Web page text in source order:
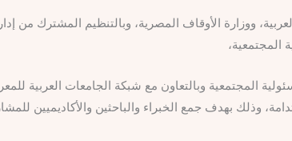
ووزارة الأوقاف المصرية، وبالتنظيم المشترك من
المجتمعية،
المجتمعية وبالتعاون مع شبكة الجامعات العربية
وذلك بهدف جمع الخبراء والباحثين والأكاديميين